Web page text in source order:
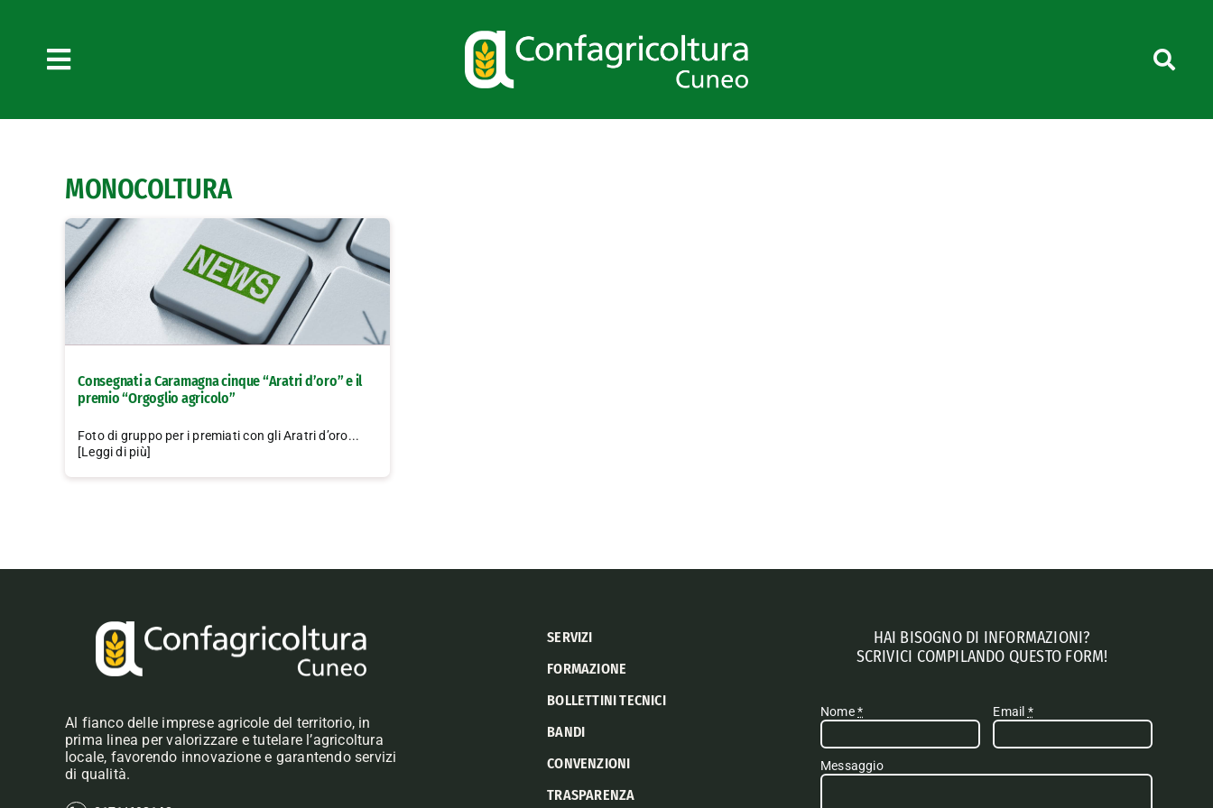
Toggle
MONOCOLTURA
Consegnati a Caramagna cinque “Aratri d’oro” e il
premio “Orgoglio agricolo”
Foto di gruppo per i premiati con gli Aratri d’oro...
[Leggi di più]
Al fianco delle imprese agricole del territorio, in
prima linea per valorizzare e tutelare l’agricoltura
locale, favorendo innovazione e garantendo servizi
di qualità.
SERVIZI
FORMAZIONE
BOLLETTINI TECNICI
BANDI
CONVENZIONI
TRASPARENZA
HAI BISOGNO DI INFORMAZIONI?
SCRIVICI COMPILANDO QUESTO FORM!
Nome* Email *
Messaggio